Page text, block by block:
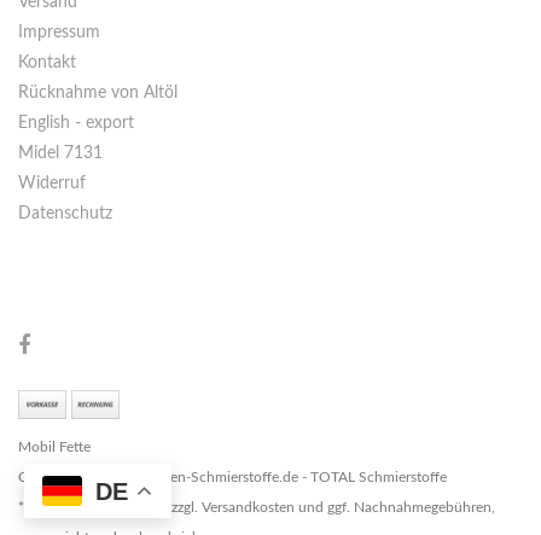
DE
Impressum
Kontakt
Rücknahme von Altöl
English - export
Midel 7131
Widerruf
Datenschutz
Mobil Fette
Copyright © 2026 Marken-Schmierstoffe.de - TOTAL Schmierstoffe
* Alle Preise zzgl. MwSt. zzgl. Versandkosten und ggf. Nachnahmegebühren,